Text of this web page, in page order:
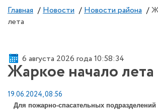
Главная / Новости / Новости района /
лета
6 августа 2026 года 10:58:34
Жаркое начало лета
19.06.2024, 08:56
Для пожарно-спасательных